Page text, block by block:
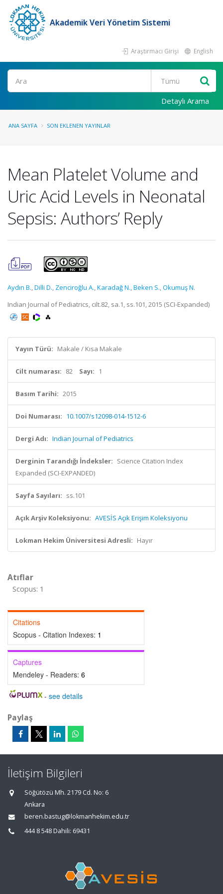
Akademik Veri Yönetim Sistemi
Araştırmacı Girişi English
Ara
Detaylı Arama
ANA SAYFA SON EKLENEN YAYINLAR
Mean Platelet Volume and
Uric Acid Levels in Neonatal
Sepsis: Authors’ Reply
Aydın B.,Dilli D., Zenciroğlu A.,Karadağ N.,Beken S.,Okumuş N.
Indian Journal of Pediatrics, cilt.82, sa.1, ss.101, 2015 (SCI-Expanded)
Yayın Türü: Makale / Kısa Makale
Cilt numarası: 82 Sayı: 1
Basım Tarihi: 2015
Doi Numarası: 10.1007/s12098-014-1512-6
Dergi Adı: Indian Journal of Pediatrics
Derginin Tarandığı İndeksler: Science Citation Index
Expanded (SCI-EXPANDED)
Sayfa Sayıları: ss.101
Açık Arşiv Koleksiyonu: AVESİS Açık Erişim Koleksiyonu
Lokman Hekim Üniversitesi Adresli: Hayır
Atıflar
Scopus: 1
Citations
Scopus - Citation Indexes: 1
Captures
Mendeley - Readers: 6
- see details
Paylaş
İletişim Bilgileri
Söğütözü Mh. 2179 Cd. No: 6
Ankara
beren.bastug@lokmanhekim.edu.tr
444 8 548 Dahili: 69431